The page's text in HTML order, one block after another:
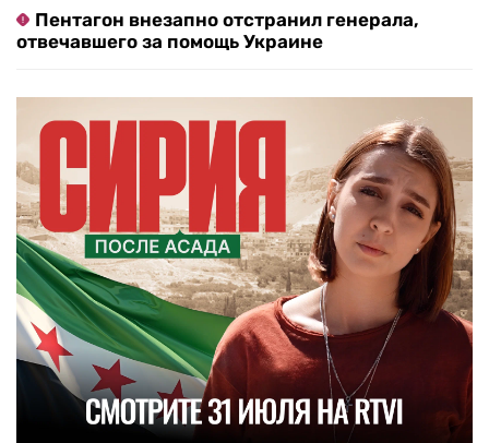
Пентагон внезапно отстранил генерала,
отвечавшего за помощь Украине